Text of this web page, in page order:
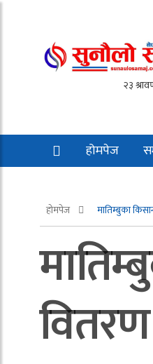
होमपेज
होमपेज मातिम्बुका